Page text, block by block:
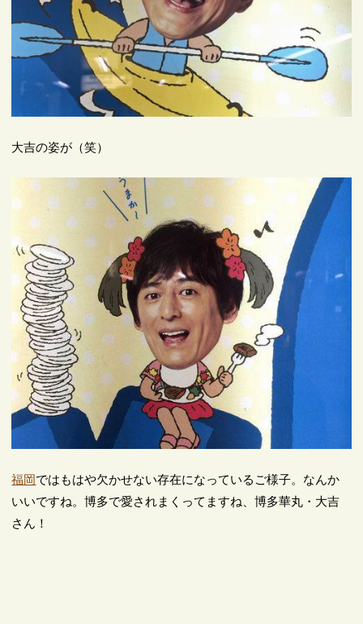
大吉の姿が（笑）
福岡ではもはや欠かせない存在になっているご様子。なんか
いいですね。博多で愛されまくってますね、博多華丸・大吉
さん！